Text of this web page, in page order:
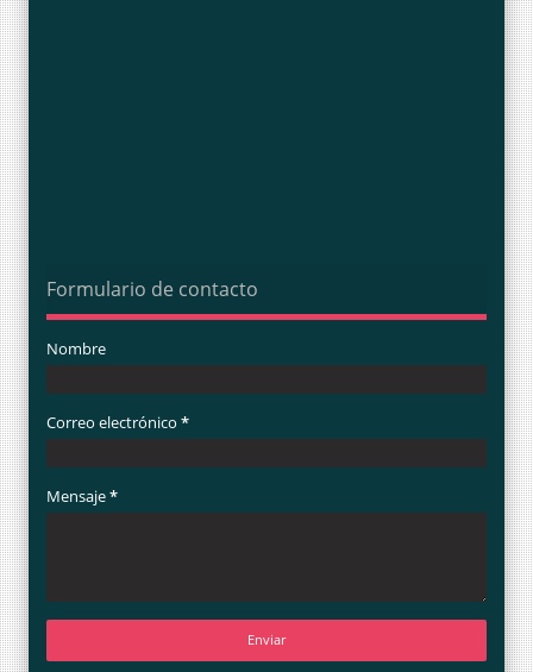
Formulario de contacto
Nombre
Correo electrónico *
Mensaje*